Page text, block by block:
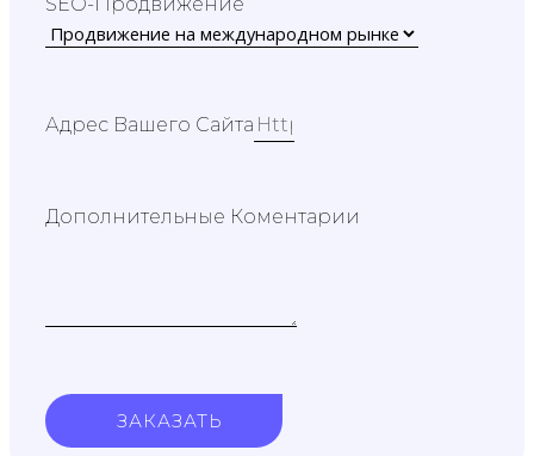
SEO-Продвижение
Адрес Вашего Сайта
Дополнительные Коментарии
ЗАКАЗАТЬ